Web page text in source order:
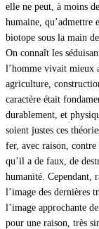
elle ne peut, à moins
humaine, qu’admettre
biotope sous la main
On connaît les
l’homme vivait mieux
agriculture,
caractère était
durablement, et
soient justes ces
fer, avec raison,
qu’il a de faux, de
humanité. Cependant,
l’image des dernières
l’image approchante
pour une raison, très